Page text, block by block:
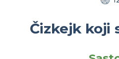
Čizkejk koji